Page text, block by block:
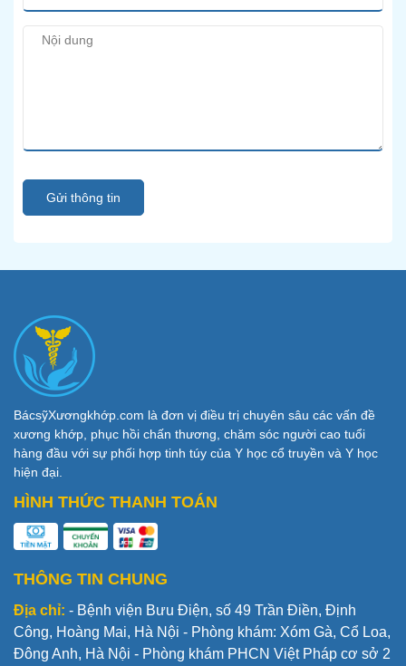
Gửi thông tin
BácsỹXươngkhớp.com là đơn vị điều trị chuyên sâu các vấn đề
xương khớp, phục hồi chấn thương, chăm sóc người cao tuổi
hàng đầu với sự phối hợp tinh túy của Y học cổ truyền và Y học
hiện đại.
HÌNH THỨC THANH TOÁN
THÔNG TIN CHUNG
Địa chỉ: - Bệnh viện Bưu Điện, số 49 Trần Điền, Định
Công, Hoàng Mai, Hà Nội - Phòng khám: Xóm Gà, Cổ Loa,
Đông Anh, Hà Nội - Phòng khám PHCN Việt Pháp cơ sở 2